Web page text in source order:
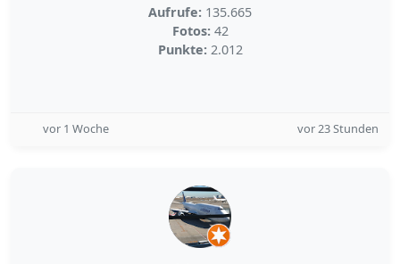
Aufrufe: 135.665
Fotos: 42
Punkte: 2.012
vor 1 Woche vor 23 Stunden